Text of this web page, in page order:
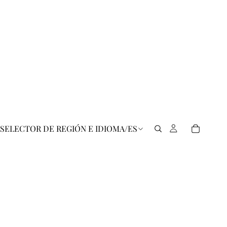
SELECTOR DE REGIÓN E IDIOMA/ES